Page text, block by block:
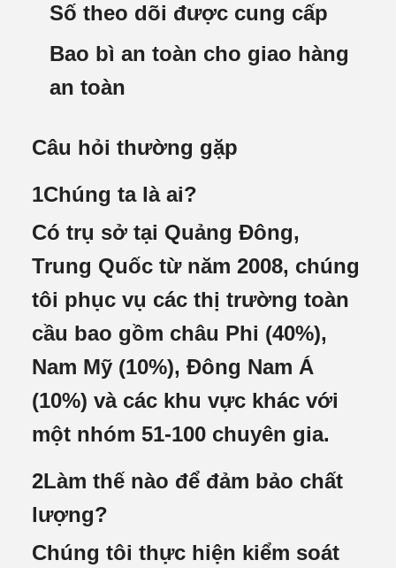
Số theo dõi được cung cấp
Bao bì an toàn cho giao hàng
an toàn
Câu hỏi thường gặp
1Chúng ta là ai?
Có trụ sở tại Quảng Đông,
Trung Quốc từ năm 2008, chúng
tôi phục vụ các thị trường toàn
cầu bao gồm châu Phi (40%),
Nam Mỹ (10%), Đông Nam Á
(10%) và các khu vực khác với
một nhóm 51-100 chuyên gia.
2Làm thế nào để đảm bảo chất
lượng?
Chúng tôi thực hiện kiểm soát